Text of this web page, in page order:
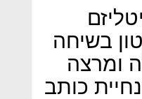
בשיחה
ומרצה
כותב